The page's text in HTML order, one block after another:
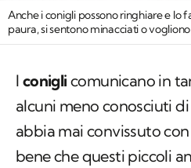
Anche i conigli possono ringhiare e lo
paura, si sentono minacciati o
I conigli comunicano in
alcuni meno conosciuti
abbia mai convissuto
bene che questi piccoli